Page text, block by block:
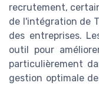
recrutement,
de l'intégration de
des entreprises.
outil pour
particulièrement
gestion optimale